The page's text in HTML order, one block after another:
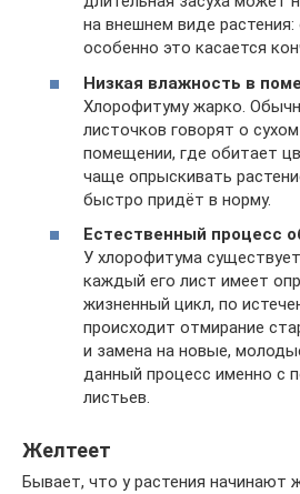
на внешнем виде растения:
особенно это касается
Низкая влажность в
Хлорофитуму жарко.
листочков говорят о
помещении, где обитает
чаще опрыскивать
быстро придёт в норму.
Естественный процесс
У хлорофитума
каждый его лист имеет
жизненный цикл, по
происходит отмирание
и замена на новые,
данный процесс именно с
листьев.
Желтеет
Бывает, что у растения начинают